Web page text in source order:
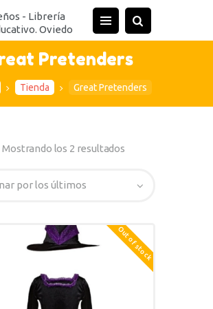
Pretenders
Tienda Great Pretenders
Mostrando los 2 resultados
Out of stock